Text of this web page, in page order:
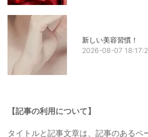
新しい美容習慣！
2026-08-07
【記事の利用について】
タイトルと記事文章は、記事のあるペ